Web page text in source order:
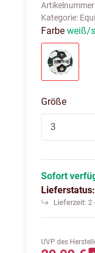
Kategorie:
Farbeweiß/
Größe
3
Sofort
Lieferzeit:2
UVP des